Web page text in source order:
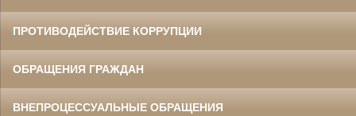
ПРОТИВОДЕЙСТВИЕ КОРРУПЦИИ
ОБРАЩЕНИЯ ГРАЖДАН
ВНЕПРОЦЕССУАЛЬНЫЕ ОБРАЩЕНИЯ